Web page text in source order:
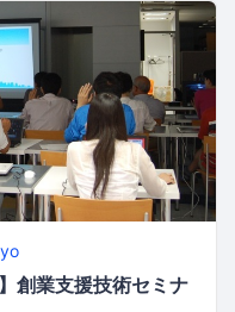
創業支援技術セミナ